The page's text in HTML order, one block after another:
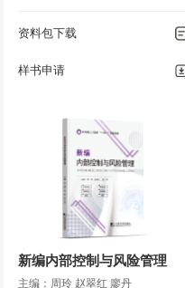
资料包下载
样书申请
新编内部控制与风险管理
主编：周玲 赵翠红 廖丹